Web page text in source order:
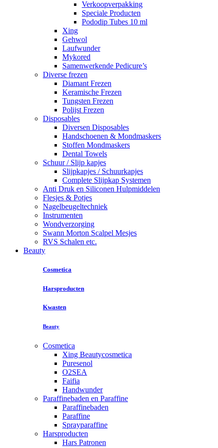
Verkoopverpakking
Speciale Producten
Pododip Tubes 10 ml
Xing
Gehwol
Laufwunder
Mykored
Samenwerkende Pedicure’s
Diverse frezen
Diamant Frezen
Keramische Frezen
Tungsten Frezen
Polijst Frezen
Disposables
Diversen Disposables
Handschoenen & Mondmaskers
Stoffen Mondmaskers
Dental Towels
Schuur / Slijp kapjes
Slijpkapjes / Schuurkapjes
Complete Slijpkap Systemen
Anti Druk en Siliconen Hulpmiddelen
Flesjes & Potjes
Nagelbeugeltechniek
Instrumenten
Wondverzorging
Swann Morton Scalpel Mesjes
RVS Schalen etc.
Beauty
Cosmetica
Harsproducten
Kwasten
Beauty
Cosmetica
Xing Beautycosmetica
Puresenol
O2SEA
Faifia
Handwunder
Paraffinebaden en Paraffine
Paraffinebaden
Paraffine
Sprayparaffine
Harsproducten
Hars Patronen